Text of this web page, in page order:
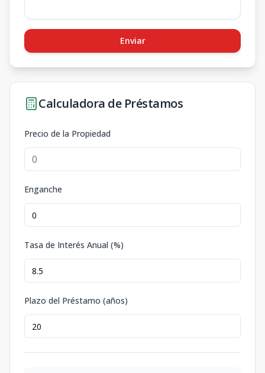
Enviar
Calculadora de Préstamos
Precio de la Propiedad
Enganche
Tasa de Interés Anual (%)
Plazo del Préstamo (años)